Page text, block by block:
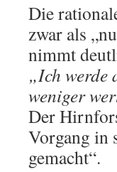
Die
zwar als
nimmt
„Ich werde
weniger
Der
Vorgang in
gemacht“.